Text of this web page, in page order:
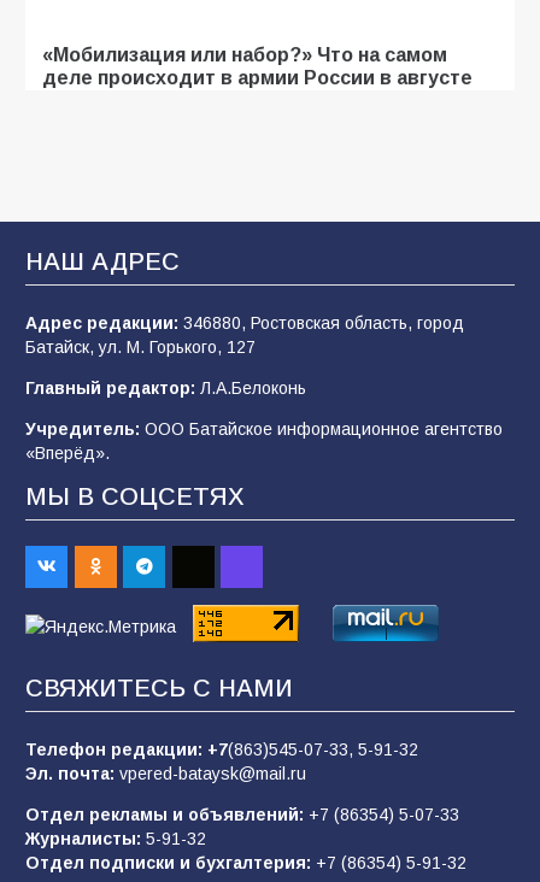
«Мобилизация или набор?» Что на самом
деле происходит в армии России в августе
Будет ли мобилизация в России в 2026 году
после выборов: в Госдуме дали ответ
105 06.08.2026
В детском саду № 35 дети освоили
строительные профессии в ходе
спортивного праздника
89
«Слухами Москву не возьмёшь»: почему
заявления Киева о мобилизации — это
отчаяние, а не разведка
83 02.08.2026
конкурса «Большая перемена»
62 04.08.2026
Командовал боем до последнего: герой
НАШ АДРЕС
Адрес редакции: 346880, Ростовская область, город
Батайск, ул. М. Горького, 127
Главный редактор: Л.А.Белоконь
Учредитель: ООО Батайское информационное агентство
«Вперёд».
МЫ В СОЦСЕТЯХ
СВЯЖИТЕСЬ С НАМИ
Телефон редакции: +7(863)545-07-33, 5-91-32
Эл. почта: vpered-bataysk@mail.ru
Отдел рекламы и объявлений: +7 (86354) 5-07-33
Журналисты: 5-91-32
Отдел подписки и бухгалтерия: +7 (86354) 5-91-32